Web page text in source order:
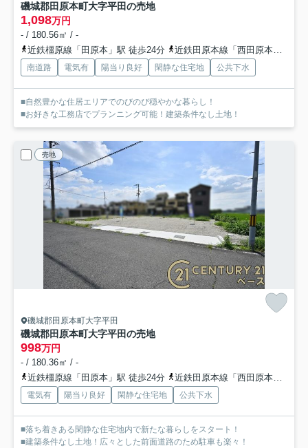
磯城郡田原本町大字平田の売地
1,098万円
- / 180.56㎡ / -
近鉄橿原線「田原本」駅 徒歩24分
近鉄田原本線「西田原本」駅 徒歩25分
南道路 電気有 陽当り良好 閑静な住宅地 公共下水
■自然豊かな住居エリアでのびのび穏やかな暮らし！
■お好きな工務店でプランニング可能！建築条件なし土地！
売地
磯城郡田原本町大字平田
磯城郡田原本町大字平田の売地
998万円
- / 180.36㎡ / -
近鉄橿原線「田原本」駅 徒歩24分
近鉄田原本線「西田原本」駅 徒歩25分
電気有 陽当り良好 閑静な住宅地 公共下水
■落ち着きある閑静な住宅地内で新たな暮らしをスタート！
■建築条件なし土地！広々とした前面道路のため駐車も楽々！